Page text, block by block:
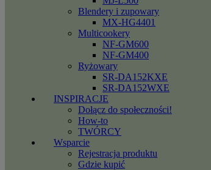
Blendery i zupowary
MX-HG4401
Multicookery
NF-GM600
NF-GM400
Ryżowary
SR-DA152KXE
SR-DA152WXE
INSPIRACJE
Dołącz do społeczności!
How-to
TWÓRCY
Wsparcie
Rejestracja produktu
Gdzie kupić